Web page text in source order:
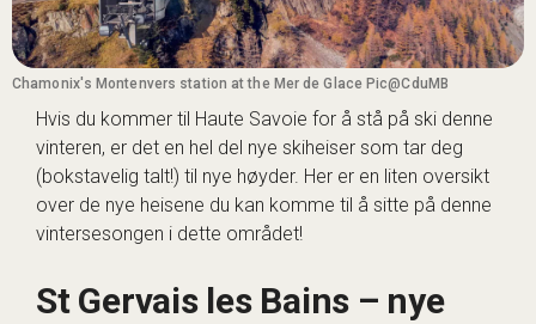
Chamonix's Montenvers station at the Mer de Glace Pic@CduMB
Hvis du kommer til Haute Savoie for å stå på ski denne
vinteren, er det en hel del nye skiheiser som tar deg
(bokstavelig talt!) til nye høyder. Her er en liten oversikt
over de nye heisene du kan komme til å sitte på denne
vintersesongen i dette området!
St Gervais les Bains – nye